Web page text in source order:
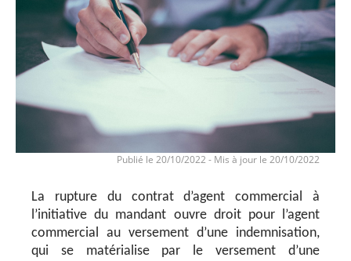
Publié le 20/10/2022 - Mis à jour le 20/10/2022
La rupture du contrat d’agent commercial à
l’initiative du mandant ouvre droit pour l’agent
commercial au versement d’une indemnisation,
qui se matérialise par le versement d’une